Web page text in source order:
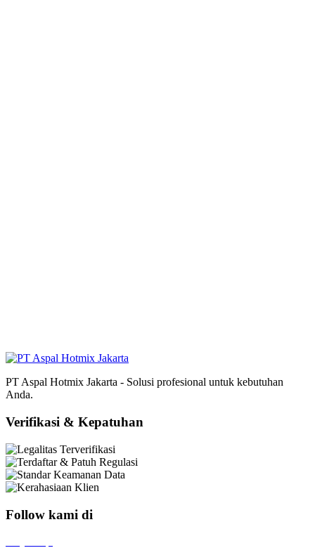
PT Aspal Hotmix Jakarta - Solusi profesional untuk kebutuhan
Anda.
Verifikasi & Kepatuhan
Follow kami di